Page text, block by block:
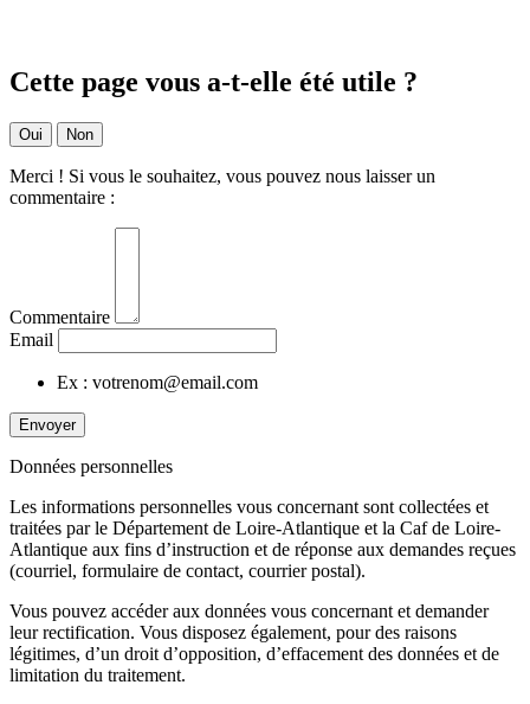
Cette page vous a-t-elle été utile ?
Oui Non
Merci ! Si vous le souhaitez, vous pouvez nous laisser un
commentaire :
Commentaire
Email
Ex : votrenom@email.com
Envoyer
Données personnelles
Les informations personnelles vous concernant sont collectées et
traitées par le Département de Loire-Atlantique et la Caf de Loire-
Atlantique aux fins d’instruction et de réponse aux demandes reçues
(courriel, formulaire de contact, courrier postal).
Vous pouvez accéder aux données vous concernant et demander
leur rectification. Vous disposez également, pour des raisons
légitimes, d’un droit d’opposition, d’effacement des données et de
limitation du traitement.